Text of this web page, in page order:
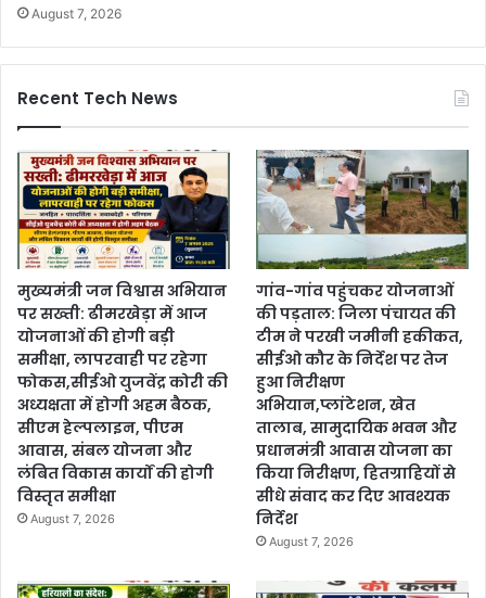
August 7, 2026
Recent Tech News
मुख्यमंत्री जन विश्वास अभियान
पर सख्ती: ढीमरखेड़ा में आज
योजनाओं की होगी बड़ी
समीक्षा, लापरवाही पर रहेगा
फोकस,सीईओ युजवेंद्र कोरी की
अध्यक्षता में होगी अहम बैठक,
सीएम हेल्पलाइन, पीएम
आवास, संबल योजना और
लंबित विकास कार्यों की होगी
विस्तृत समीक्षा
August 7, 2026
गांव-गांव पहुंचकर योजनाओं
की पड़ताल: जिला पंचायत की
टीम ने परखी जमीनी हकीकत,
सीईओ कौर के निर्देश पर तेज
हुआ निरीक्षण
अभियान,प्लांटेशन, खेत
तालाब, सामुदायिक भवन और
प्रधानमंत्री आवास योजना का
किया निरीक्षण, हितग्राहियों से
सीधे संवाद कर दिए आवश्यक
निर्देश
August 7, 2026